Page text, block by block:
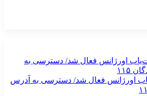
اورژانس فعال شد/ دسترسی به آدرس